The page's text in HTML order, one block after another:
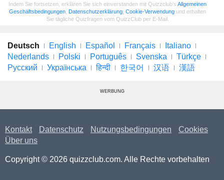
Indem Sie fortsetzen, erklären Sie sich einverstanden mit Quizzclub's Allgemeinen
Geschäftsbedingungen Datenschutzerklärung Cookie-Verwendung und erhalten
Sie tägliche Quizfragen vom QuizzClub per E-Mail.
Deutsch English Español Français
Italiano
Nederlands
Polski Português Svenska
Türkçe
Русский
Українська हिन्दी 한국어 汉语 漢語
WERBUNG
Kontakt Datenschutz Nutzungsbedingungen
Cookies
Über uns
Copyright © 2026 quizzclub.com. Alle Rechte vorbehalten